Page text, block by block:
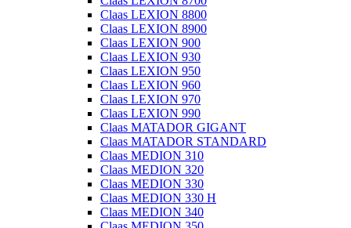
Claas LEXION 8800
Claas LEXION 8900
Claas LEXION 900
Claas LEXION 930
Claas LEXION 950
Claas LEXION 960
Claas LEXION 970
Claas LEXION 990
Claas MATADOR GIGANT
Claas MATADOR STANDARD
Claas MEDION 310
Claas MEDION 320
Claas MEDION 330
Claas MEDION 330 H
Claas MEDION 340